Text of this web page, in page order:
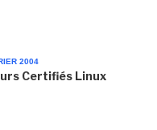
2004
Certifiés Linux